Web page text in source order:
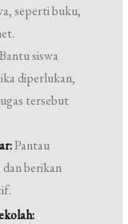
seperti buku,
Bantu siswa
diperlukan,
tersebut
Pantau
dan berikan